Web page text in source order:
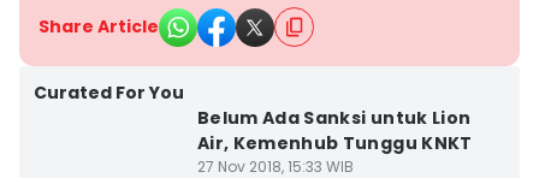
Share Article
Curated For You
Belum Ada Sanksi untuk Lion
Air, Kemenhub Tunggu KNKT
27 Nov 2018, 15:33 WIB